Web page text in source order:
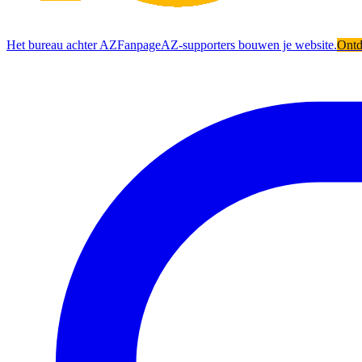
Het bureau achter AZFanpageAZ-supporters bouwen je website.